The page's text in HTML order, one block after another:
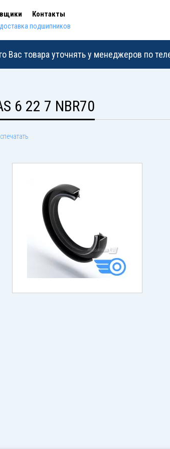
Контакты
подшипников
Вас товара уточнять у менеджеров по
6 22 7 NBR70